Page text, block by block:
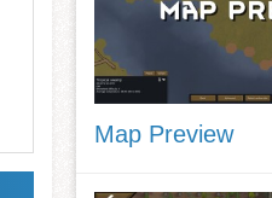
Map Preview